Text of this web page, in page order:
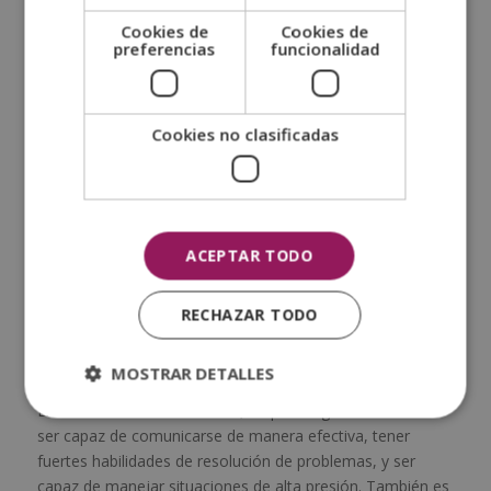
en psicología forense o en psicología clínica con un
enfoque en la forense. Algunos optan por unamaestría en
psicología forense
, ya que proporciona mayores
oportunidades profesionales. Este entrenamiento
avanzado incluirá una formación clínica.
Una vez que hayas completado tu formación
de posgrado, tendrás que obtener una licencia para
generalmente requiere aprobar un examen de licenciatura.
Experiencia específica en el campo forense:
tener experiencia en un entorno forense, como una
pasantía, un puesto de investigación o un trabajo en un
En términos de
ser capaz de comunicarse de manera efectiva, tener
fuertes habilidades de resolución de problemas, y ser
capaz de manejar situaciones de alta presión. También es
Cookies de
preferencias
Cookies de
funcionalidad
Cookies no clasificadas
ACEPTAR TODO
RECHAZAR TODO
MOSTRAR DETALLES